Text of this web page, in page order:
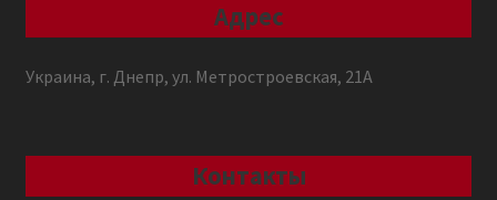
Адрес
Украина, г. Днепр, ул. Метростроевская, 21А
Контакты